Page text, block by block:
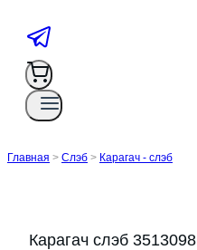
Главная > Слэб > Карагач - слэб
Карагач слэб 3513098